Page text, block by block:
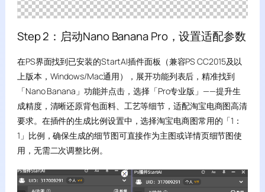
Step 2：启动Nano Banana Pro，设置适配参数
在PS界面找到已安装的StartAI插件面板（兼容PS CC2015及以
上版本，Windows/Mac通用），展开功能列表后，精准找到
「Nano Banana」功能并点击，选择「Pro专业版」——提升生
成精度，清晰还原背包面料、工艺等细节，适配淘宝电商图高清
要求。在插件的生成比例设置中，选择淘宝电商图常用的「1：
1」比例，确保生成的细节图可直接作为主图或详情页细节图使
用，无需二次调整比例。